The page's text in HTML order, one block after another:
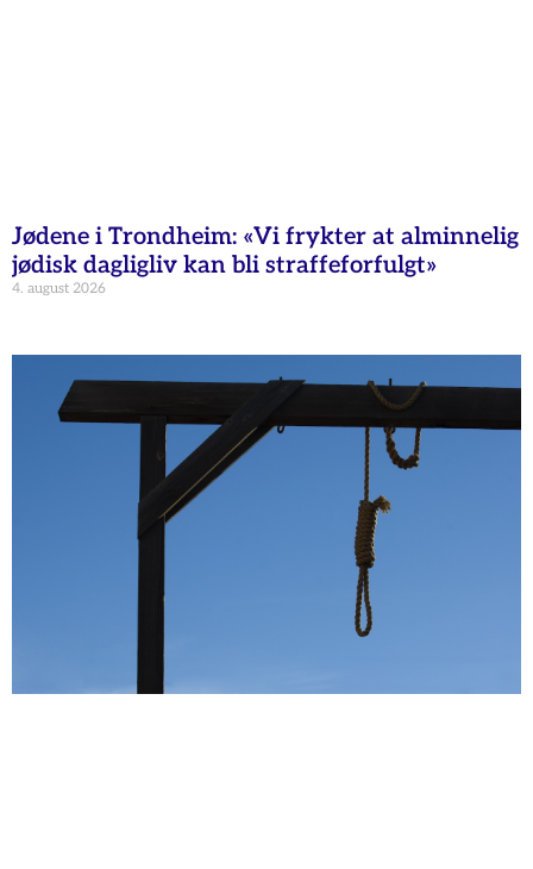
Jødene i Trondheim: «Vi frykter at alminnelig
jødisk dagligliv kan bli straffeforfulgt»
4. august 2026